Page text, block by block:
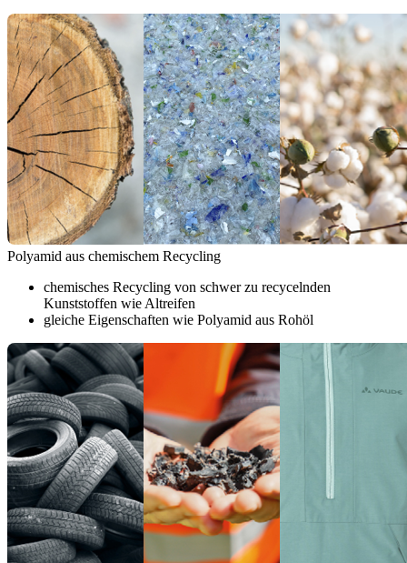
Polyamid aus chemischem Recycling
chemisches Recycling von schwer zu recycelnden
Kunststoffen wie Altreifen
gleiche Eigenschaften wie Polyamid aus Rohöl